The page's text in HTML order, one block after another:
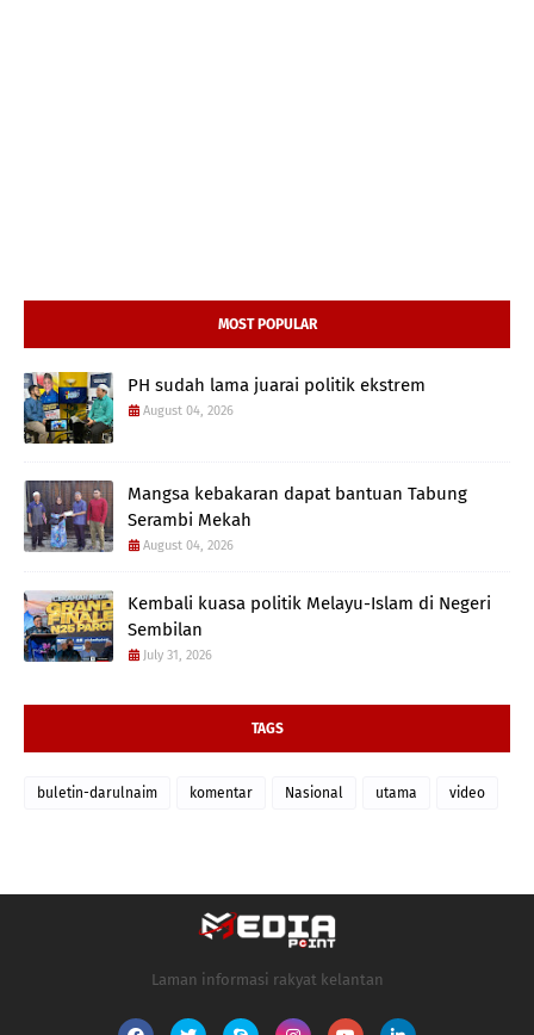
MOST POPULAR
PH sudah lama juarai politik ekstrem
August 04, 2026
Mangsa kebakaran dapat bantuan Tabung
Serambi Mekah
August 04, 2026
Kembali kuasa politik Melayu-Islam di Negeri
Sembilan
July 31, 2026
TAGS
buletin-darulnaim komentar Nasional utama video
Laman informasi rakyat kelantan